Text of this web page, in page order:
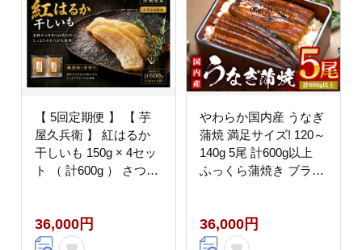
【 5回定期便 】 【 芋
屋久兵衛 】 紅はるか
干しいも 150g × 4セッ
ト （ 計600g ） さつま
やさい デザート スイー
ツ おやつ ギフト 贈答
36,000円
やわらか国内産 うなぎ
蒲焼 満足サイズ! 120～
140g 5尾 計600g以上
ふっくら蒲焼き ブラン
理 うな丼 ちらし寿司
贈答用 ギフト 冷蔵配送
36,000円